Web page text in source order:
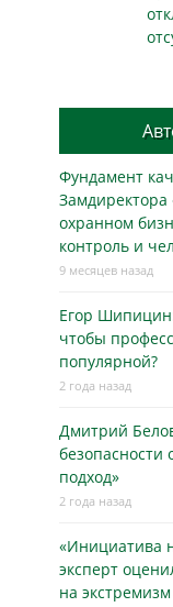
Фундамент
Замдиректора
охранном
контроль и
9 месяцев назад
Егор
чтобы
популярной?
2 года назад
Дмитрий
безопасности
подход»
2 года назад
«Инициатива
эксперт
на экстремизм